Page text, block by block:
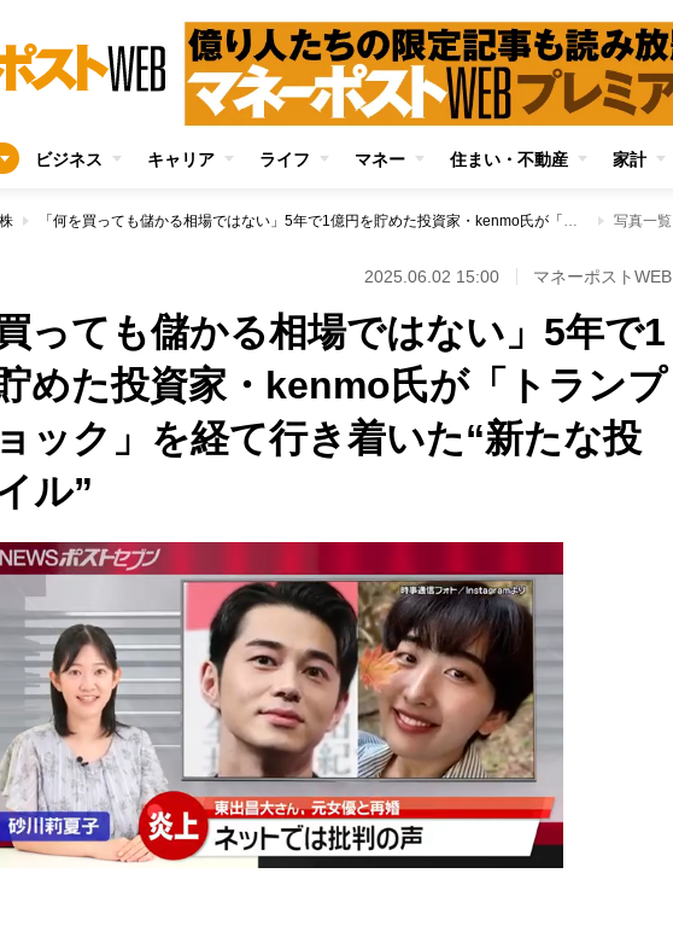
ビジネス キャリア ライフ マネー 住まい・不動産 家計
株 「何を買っても儲かる相場ではない」5年で1億円を貯めた投資家・kenmo氏が「トランプ関税ショック」を経て行き着いた“新たな投資スタイル” 写真一覧
2025.06.02 15:00 マネーポストWEB
買っても儲かる相場ではない」5年で1
めた投資家・kenmo氏が「トランプ
ック」を経て行き着いた“新たな投
ル”